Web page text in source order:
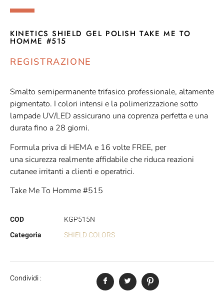
KINETICS SHIELD GEL POLISH TAKE ME TO
HOMME #515
REGISTRAZIONE
Smalto semipermanente trifasico professionale, altamente
pigmentato. I colori intensi e la polimerizzazione sotto
lampade UV/LED assicurano una coprenza perfetta e una
durata fino a 28 giorni.
Formula priva di HEMA e 16 volte FREE, per
una sicurezza realmente affidabile che riduca reazioni
cutanee irritanti a clienti e operatrici.
Take Me To Homme #515
COD
KGP515N
Categoria
SHIELD COLORS
Condividi :